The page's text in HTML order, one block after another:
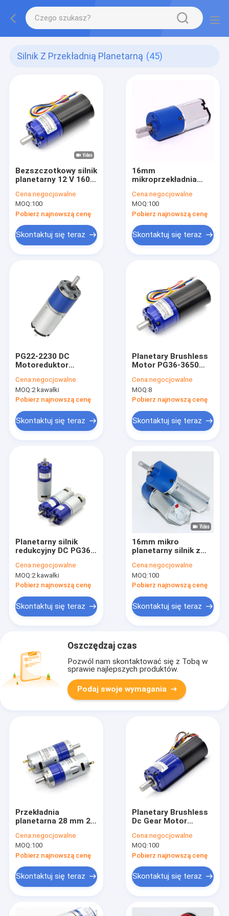
Silnik Z Przekładnią Planetarną (45)
Bezszczotkowy silnik
planetarny 12 V 1600
Cena:negocjowalne
MOQ:100
Pobierz najnowszą cenę
Skontaktuj się teraz
16mm
mikroprzekładnia
Cena:negocjowalne
MOQ:100
Pobierz najnowszą cenę
Skontaktuj się teraz
PG22-2230 DC
Motoreduktor
Cena:negocjowalne
MOQ:2 kawałki
Pobierz najnowszą cenę
Skontaktuj się teraz
Planetary Brushless
Motor PG36-3650
1600RPM z
wbudowanym
napędem i hamulcem
Cena:negocjowalne
MOQ:8
Pobierz najnowszą cenę
Skontaktuj się teraz
Planetarny silnik
redukcyjny DC PG36-
1600RPM Silnik
redukcyjny przekładni
planetarnej
domowy
Cena:negocjowalne
MOQ:2 kawałki
Pobierz najnowszą cenę
Skontaktuj się teraz
16mm mikro
planetarny silnik z
o wysokim momencie
obrotowym 6v 3000
obr./min Niski
Cena:negocjowalne
MOQ:100
Pobierz najnowszą cenę
Skontaktuj się teraz
Oszczędzaj czas
Pozwól nam skontaktować się z Tobą w
sprawie najlepszych produktów.
Podaj swoje wymagania
Przekładnia
planetarna 28 mm 24
planetarną o
wysokim momencie
obrotowym do
inteligentnego
zamka
Cena:negocjowalne
MOQ:100
Pobierz najnowszą cenę
Skontaktuj się teraz
Planetary Brushless
Dc Gear Motor
obrotowego 12v Gear
Motor 32mm
Cena:negocjowalne
MOQ:100
Pobierz najnowszą cenę
Skontaktuj się teraz